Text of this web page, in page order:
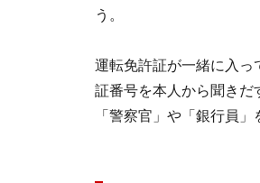
う。
運転免許証が一緒に入っ
証番号を本人から聞きだ
「警察官」や「銀行員